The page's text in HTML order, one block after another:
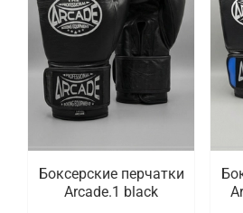
Боксерские перчатки
Arcade.1 black